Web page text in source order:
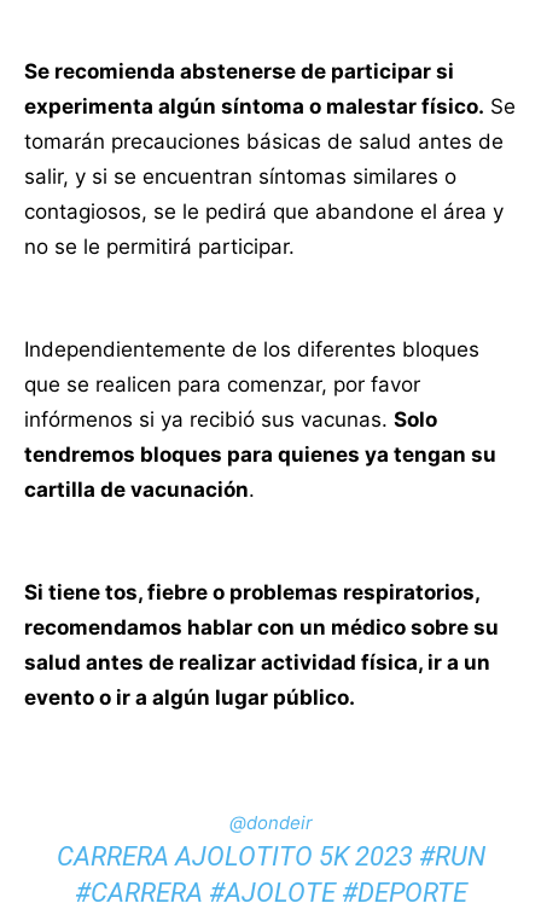
Se recomienda abstenerse de participar si
experimenta algún síntoma o malestar físico. Se
tomarán precauciones básicas de salud antes de
salir, y si se encuentran síntomas similares o
contagiosos, se le pedirá que abandone el área y
no se le permitirá participar.
Independientemente de los diferentes bloques
que se realicen para comenzar, por favor
infórmenos si ya recibió sus vacunas. Solo
tendremos bloques para quienes ya tengan su
cartilla de vacunación.
Si tiene tos, fiebre o problemas respiratorios,
recomendamos hablar con un médico sobre su
salud antes de realizar actividad física, ir a un
evento o ir a algún lugar público.
@dondeir
CARRERA AJOLOTITO 5K 2023 #RUN
#CARRERA #AJOLOTE #DEPORTE